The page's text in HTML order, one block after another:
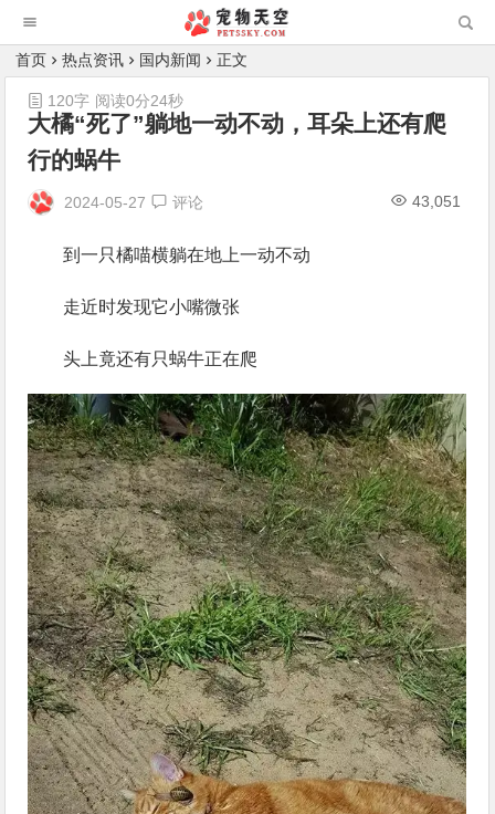
首页 热点资讯 国内新闻 正文
大橘“死了”躺地一动不动，耳朵上还有爬
行的蜗牛
2024-05-27 评论 43,051
120字 阅读0分24秒
到一只橘喵横躺在地上一动不动
走近时发现它小嘴微张
头上竟还有只蜗牛正在爬